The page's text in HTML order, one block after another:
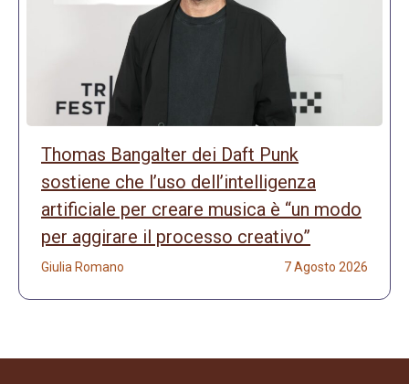
Thomas Bangalter dei Daft Punk
sostiene che l’uso dell’intelligenza
artificiale per creare musica è “un modo
per aggirare il processo creativo”
Giulia Romano 7 Agosto 2026